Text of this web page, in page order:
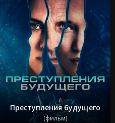
Преступления будущего
(фильм)